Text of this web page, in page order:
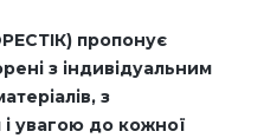
пропонує
з індивідуальним
з
увагою до кожної